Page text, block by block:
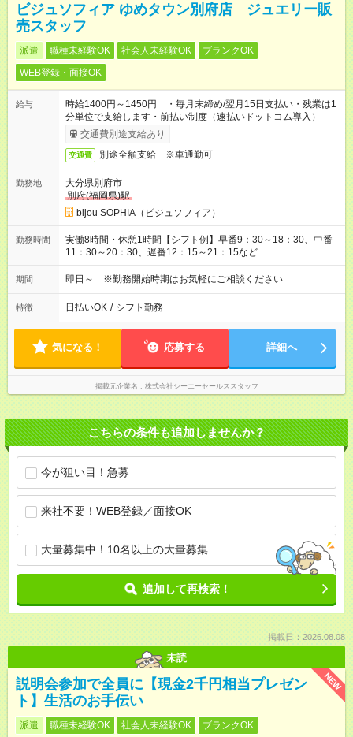
ビジュソフィア ゆめタウン別府店 ジュエリー販
売スタッフ
派遣 職種未経験OK 社会人未経験OK
ブランクOK
WEB登録・面接OK
給与
時給1400円～1450円 ・毎月末締め/翌月15日支払い・残業は1
分単位で支給します・前払い制度（速払いドットコム導入）
交通費別途支給あり
交通費 別途全額支給 ※車通勤可
勤務地
大分県別府市
別府(福岡県)駅
bijou SOPHIA（ビジュソフィア）
勤務時間
実働8時間・休憩1時間【シフト例】早番9：30～18：30、中番
11：30～20：30、遅番12：15～21：15など
期間 即日～ ※勤務開始時期はお気軽にご相談ください
特徴 日払いOK / シフト勤務
気になる！ 応募する 詳細へ
掲載元企業名 株式会社シーエーセールススタッフ
こちらの条件も追加しませんか？
今が狙い目！急募
来社不要！WEB登録／面接OK
大量募集中！10名以上の大量募集
追加して再検索！
掲載日：2026.08.08
未読
NEW
説明会参加で全員に【現金2千円相当プレゼン
ト】生活のお手伝い
派遣 職種未経験OK 社会人未経験OK ブランクOK